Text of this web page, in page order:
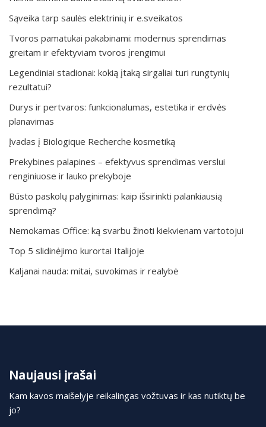
Sąveika tarp saulės elektrinių ir e.sveikatos
Tvoros pamatukai pakabinami: modernus sprendimas
greitam ir efektyviam tvoros įrengimui
Legendiniai stadionai: kokią įtaką sirgaliai turi rungtynių
rezultatui?
Durys ir pertvaros: funkcionalumas, estetika ir erdvės
planavimas
Įvadas į Biologique Recherche kosmetiką
Prekybines palapines – efektyvus sprendimas verslui
renginiuose ir lauko prekyboje
Būsto paskolų palyginimas: kaip išsirinkti palankiausią
sprendimą?
Nemokamas Office: ką svarbu žinoti kiekvienam vartotojui
Top 5 slidinėjimo kurortai Italijoje
Kaljanai nauda: mitai, suvokimas ir realybė
Naujausi įrašai
Kam kavos maišelyje reikalingas vožtuvas ir kas nutiktų be
jo?